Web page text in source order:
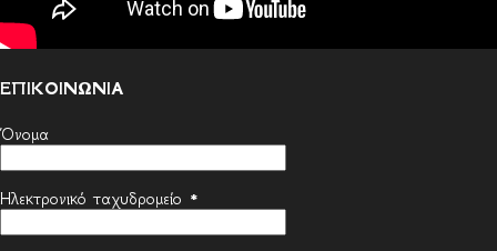
ΕΠΙΚΟΙΝΩΝΙΑ
Όνομα
Ηλεκτρονικό ταχυδρομείο *